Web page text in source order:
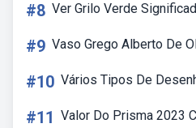
#8 Ver Grilo Verde
#9 Vaso Grego Alberto De
#10 Vários Tipos De
#11 Valor Do Prisma 2023